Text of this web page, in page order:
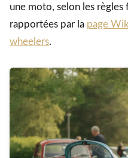
une moto, selon les règles
rapportées par la page
wheelers.